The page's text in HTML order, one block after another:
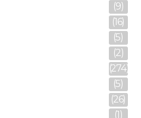
(9)
(16)
(5)
(2)
(274)
(5)
(26)
(1)